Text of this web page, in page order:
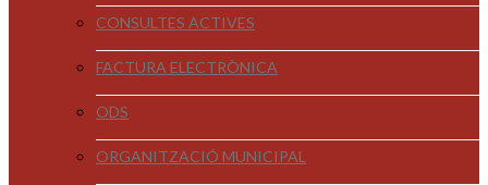
CONSULTES ACTIVES
FACTURA ELECTRÒNICA
ODS
ORGANITZACIÓ MUNICIPAL